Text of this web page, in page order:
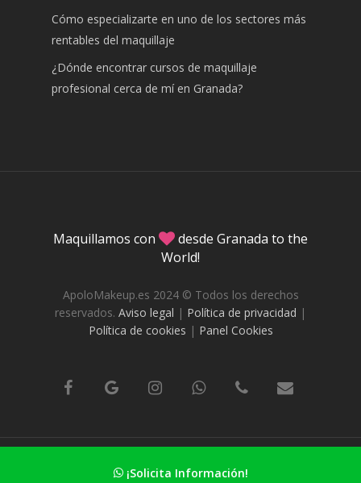
Cómo especializarte en uno de los sectores más
rentables del maquillaje
¿Dónde encontrar cursos de maquillaje
profesional cerca de mí en Granada?
Maquillamos con
desde Granada to the
World!
ApoloMakeup.es 2024 © Todos los derechos
reservados. Aviso legal | Política de privacidad |
Política de cookies | Panel Cookies
DafneStudio.es Diseño web en Granada
¡Solicita Información!